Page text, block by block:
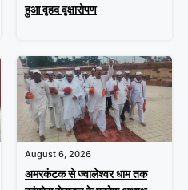
हुआ वृहद वृक्षारोपण
August 6, 2026
अमरकंटक से ज्वालेश्वर धाम तक